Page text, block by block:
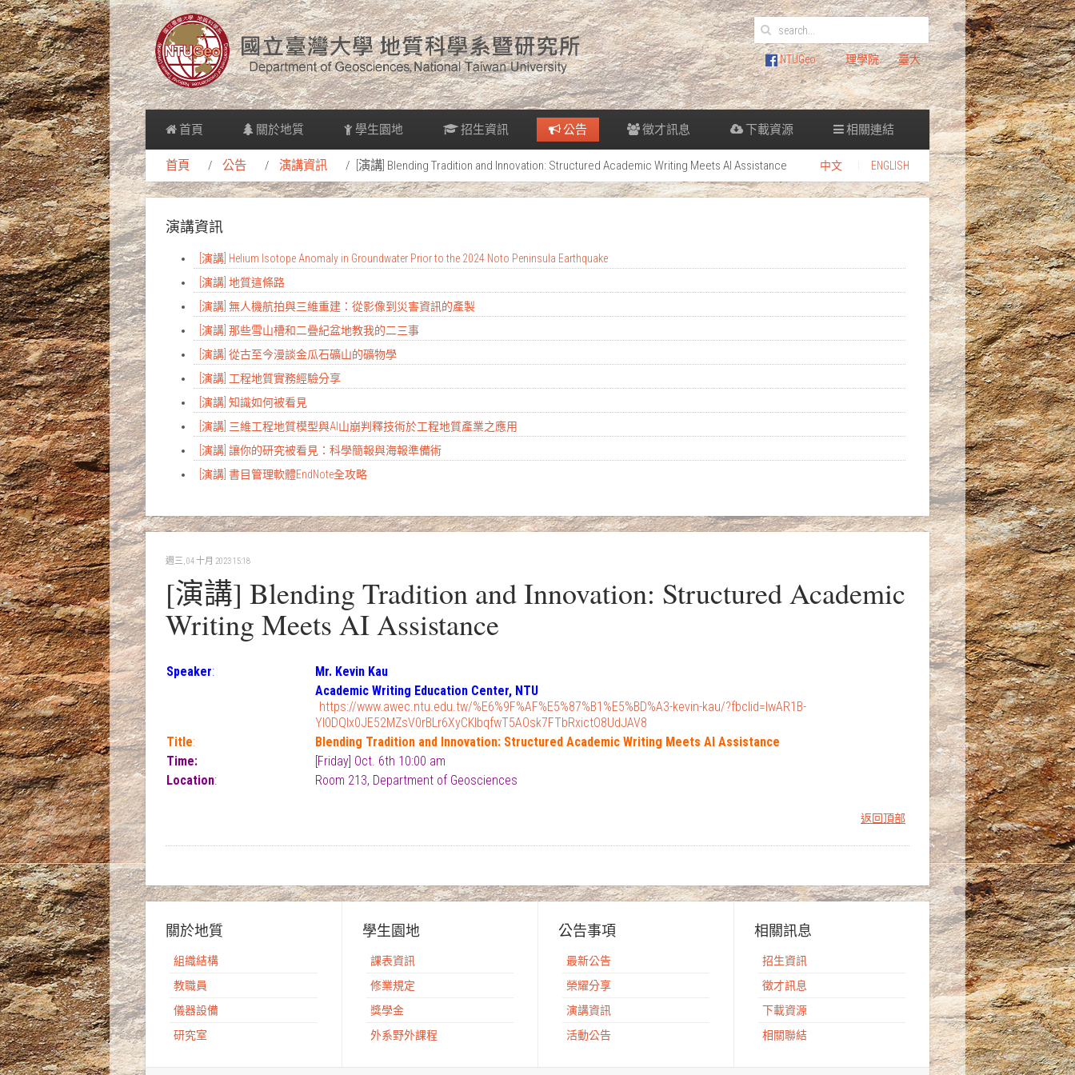
NTUGeo 理學院 臺大
首頁 關於地質 學生園地 招生資訊 公告 徵才訊息 下載資源 相關連結
首頁 公告 演講資訊 [演講] Blending Tradition and Innovation: Structured Academic Writing Meets AI Assistance 中文 ENGLISH
演講資訊
[演講] Helium Isotope Anomaly in Groundwater Prior to the 2024 Noto Peninsula Earthquake
[演講] 地質這條路
[演講] 無人機航拍與三維重建：從影像到災害資訊的產製
[演講] 那些雪山槽和二疊紀盆地教我的二三事
[演講] 從古至今漫談金瓜石礦山的礦物學
[演講] 工程地質實務經驗分享
[演講] 知識如何被看見
[演講] 三維工程地質模型與AI山崩判釋技術於工程地質產業之應用
[演講] 讓你的研究被看見：科學簡報與海報準備術
[演講] 書目管理軟體EndNote全攻略
週三, 04 十月 2023 15:18
[演講] Blending Tradition and Innovation: Structured Academic
Writing Meets AI Assistance
Speaker:
Mr. Kevin Kau
Academic Writing Education Center, NTU
https://www.awec.ntu.edu.tw/%E6%9F%AF%E5%87%B1%E5%BD%A3-kevin-kau/?fbclid=IwAR1B-
YI0DQlx0JE52MZsV0rBLr6XyCKlbqfwT5AOsk7FTbRxictO8UdJAV8
Title:
Blending Tradition and Innovation: Structured Academic Writing Meets AI Assistance
Time:
[Friday] Oct. 6th 10:00 am
Location: Room 213, Department of Geosciences
返回頂部
關於地質
組織結構
教職員
儀器設備
研究室
學生園地
課表資訊
修業規定
獎學金
外系野外課程
公告事項
最新公告
榮耀分享
演講資訊
活動公告
相關訊息
招生資訊
徵才訊息
下載資源
相關聯結